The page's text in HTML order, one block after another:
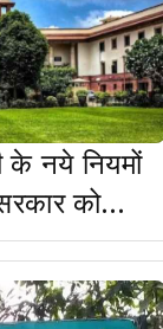
के नये नियमों
को
तलब किया